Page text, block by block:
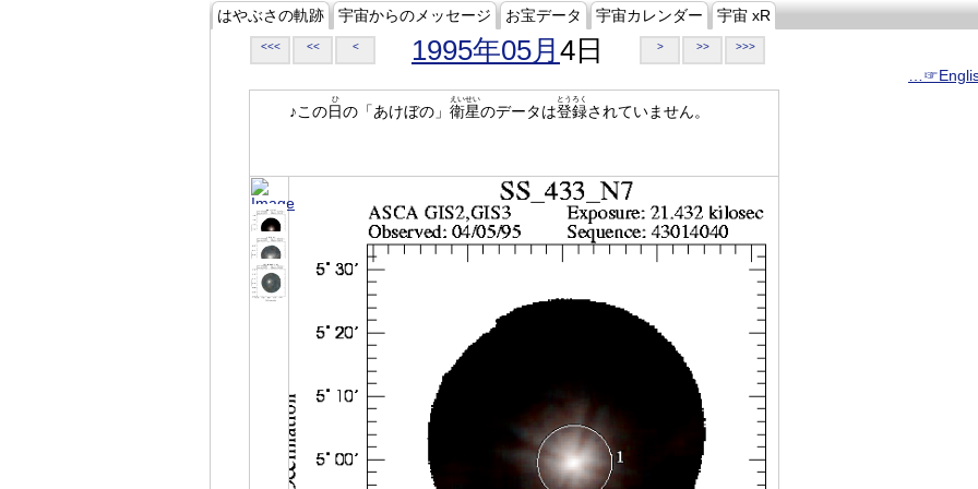
はやぶさの軌跡 宇宙からのメッセージ お宝データ 宇宙カレンダー 宇宙 xR
<<< << < 1995年05月 4日 > >> >>>
♪この日
ひ
の「あけぼの」 衛星
えいせい
のデータは登録
とうろく
されていません。